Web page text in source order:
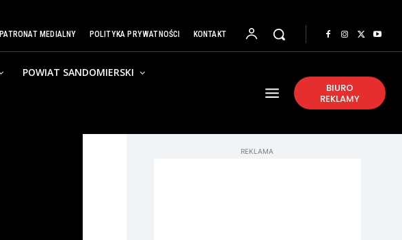
PATRONAT MEDIALNY POLITYKA PRYWATNOŚCI KONTAKT
POWIAT SANDOMIERSKI
BIURO
REKLAMY
REKLAMA